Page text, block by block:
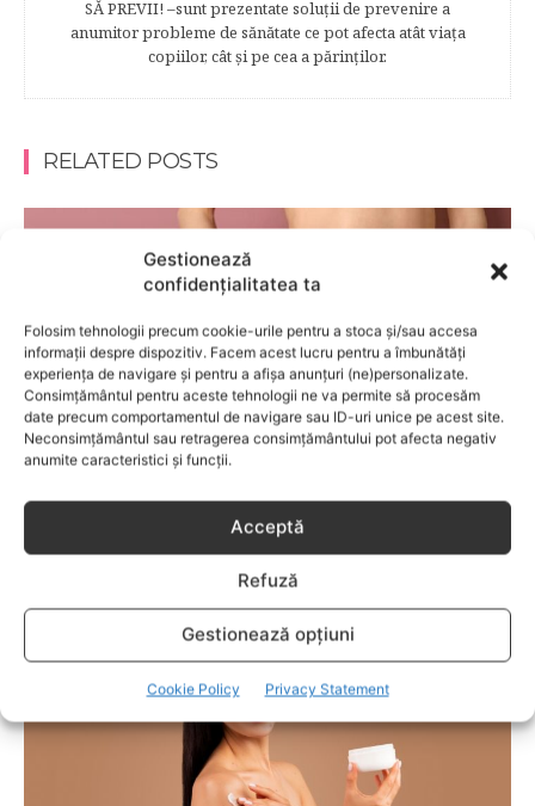
Gestionează
confidențialitatea ta
Folosim tehnologii precum cookie-urile pentru a stoca și/sau accesa
informații despre dispozitiv. Facem acest lucru pentru a îmbunătăți
experiența de navigare și pentru a afișa anunțuri (ne)personalizate.
Consimțământul pentru aceste tehnologii ne va permite să procesăm
date precum comportamentul de navigare sau ID-uri unice pe acest site.
Neconsimțământul sau retragerea consimțământului pot afecta negativ
anumite caracteristici și funcții.
Acceptă
Refuză
Gestionează opțiuni
Cookie Policy Privacy Statement
SĂ PREVII! –sunt prezentate soluţii de prevenire a
anumitor probleme de sănătate ce pot afecta atât viaţa
copiilor, cât şi pe cea a părinţilor.
RELATED POSTS
SANATATEA MAMEI
Riscuri, complicații și mituri despre
intervențiile intime